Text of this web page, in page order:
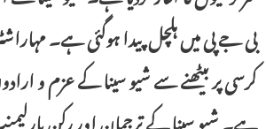
بی جے پی میں ہلچل پیدا ہوگئی ہے۔
کرسی پر بیٹھنے سے شیو سینا کے عزم و